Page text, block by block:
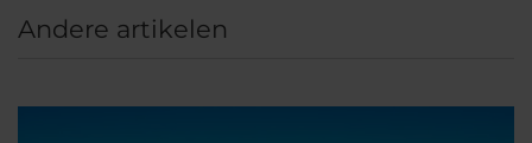
Andere artikelen